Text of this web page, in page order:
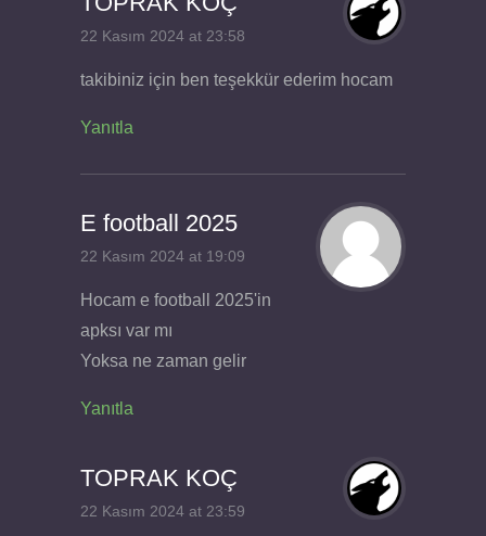
22 Kasım 2024 at 23:58
takibiniz için ben teşekkür ederim hocam
Yanıtla
E football 2025
22 Kasım 2024 at 19:09
Hocam e football 2025'in
apksı var mı
Yoksa ne zaman gelir
Yanıtla
TOPRAK KOÇ
22 Kasım 2024 at 23:59